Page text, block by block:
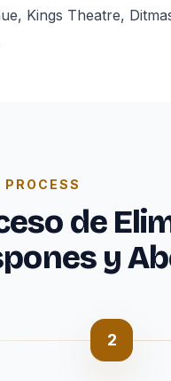
Kings Theatre,
de
y
2